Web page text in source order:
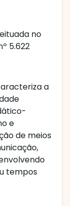
no
5.622
a
e
de meios
tempos